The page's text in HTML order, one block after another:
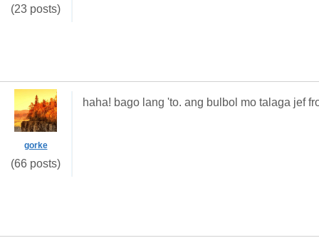
(23 posts)
gorke
(66 posts)
haha! bago lang 'to. ang bulbol mo talaga jef